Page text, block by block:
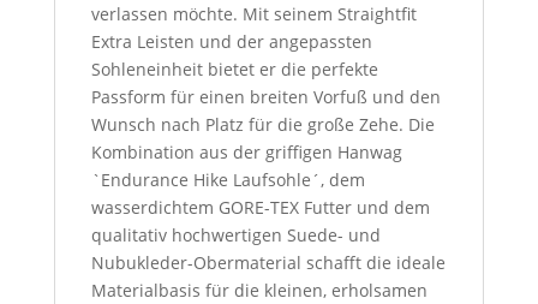
verlassen möchte. Mit seinem Straightfit
Extra Leisten und der angepassten
Sohleneinheit bietet er die perfekte
Passform für einen breiten Vorfuß und den
Wunsch nach Platz für die große Zehe. Die
Kombination aus der griffigen Hanwag
`Endurance Hike Laufsohle´, dem
wasserdichtem GORE-TEX Futter und dem
qualitativ hochwertigen Suede- und
Nubukleder-Obermaterial schafft die ideale
Materialbasis für die kleinen, erholsamen